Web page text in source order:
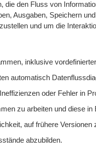
den Fluss von
Ausgaben, Speichern
und um die
inklusive
automatisch
oder Fehler in
zu arbeiten und diese in
auf frühere Versionen
abzubilden.